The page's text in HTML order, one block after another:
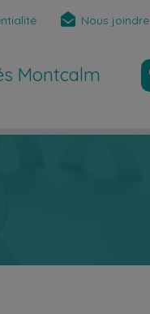
Nous joindre
Montcalm